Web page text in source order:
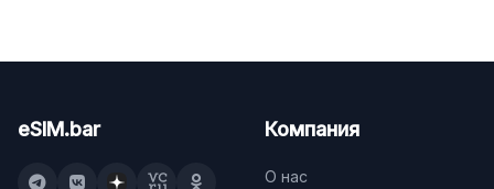
eSIM.bar Компания
О нас